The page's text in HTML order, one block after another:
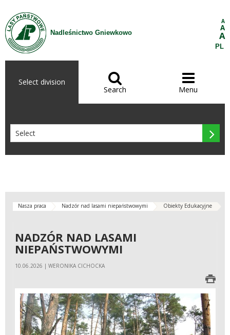
Skip to Content
Nadleśnictwo Gniewkowo
A
A
A
PL
Select division 
Search

Menu

Nasza praca Nadzór nad lasami niepaństwowymi Obiekty Edukacyjne
NADZÓR NAD LASAMI
NIEPAŃSTWOWYMI
10.06.2026 | WERONIKA CICHOCKA